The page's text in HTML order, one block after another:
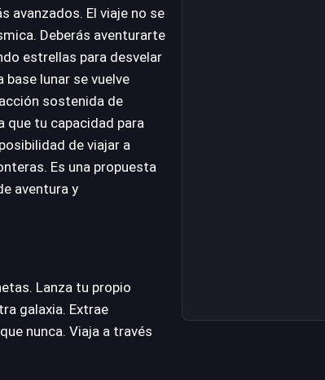
avanzados. El viaje no se
Deberás aventurarte
estrellas para desvelar
lunar se vuelve
sostenida de
que tu capacidad para
de viajar a
Es una propuesta
aventura y
Lanza tu propio
galaxia. Extrae
nunca. Viaja a través